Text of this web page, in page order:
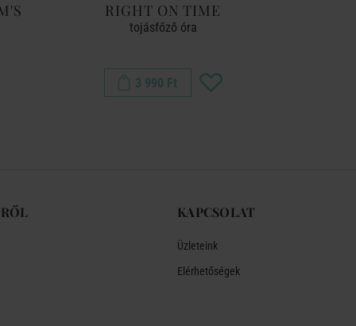
RIGHT ON TIME
tojásfőző óra
3 990 Ft
KAPCSOLAT
Üzleteink
Elérhetőségek